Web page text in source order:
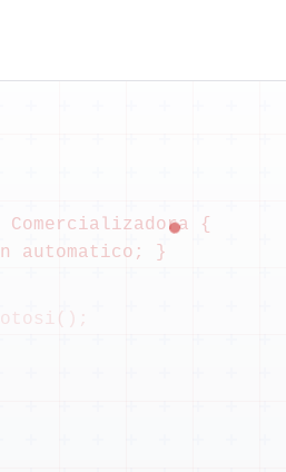
Comercializadora {
automatico; }